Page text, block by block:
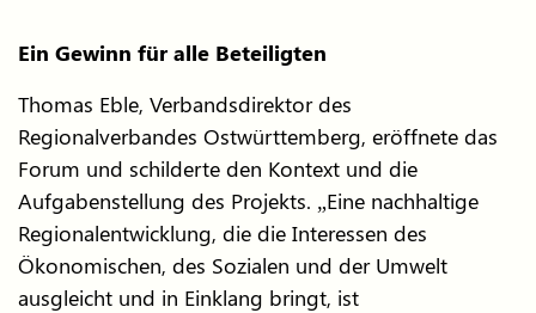
Ein Gewinn für alle Beteiligten
Thomas Eble, Verbandsdirektor des
Regionalverbandes Ostwürttemberg, eröffnete das
Forum und schilderte den Kontext und die
Aufgabenstellung des Projekts. „Eine nachhaltige
Regionalentwicklung, die die Interessen des
Ökonomischen, des Sozialen und der Umwelt
ausgleicht und in Einklang bringt, ist